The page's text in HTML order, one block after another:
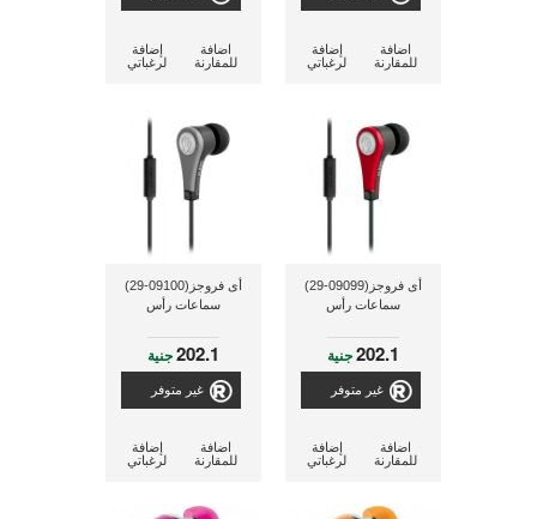
إضافة
لرغباتي
اضافة
للمقارنة
إضافة
لرغباتي
اضافة
للمقارنة
أى فروجز(09099-29)
سماعات رأس
202.1جنية
غير متوفر
إضافة
لرغباتي
اضافة
للمقارنة
أى فروجز(09100-29)
سماعات رأس
202.1جنية
غير متوفر
إضافة
لرغباتي
اضافة
للمقارنة